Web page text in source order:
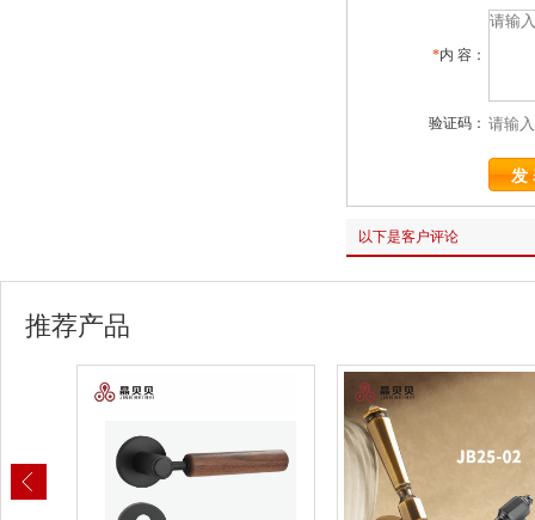
*内 容：
验证码：
以下是客户评论
推荐产品